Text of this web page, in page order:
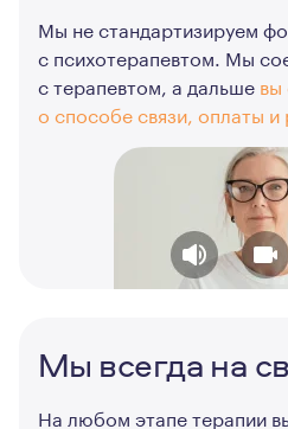
Мы не стандартизируем
с психотерапевтом. Мы
с терапевтом, а дальше вы
о способе связи, оплаты и
Мы всегда на
На любом этапе терапии